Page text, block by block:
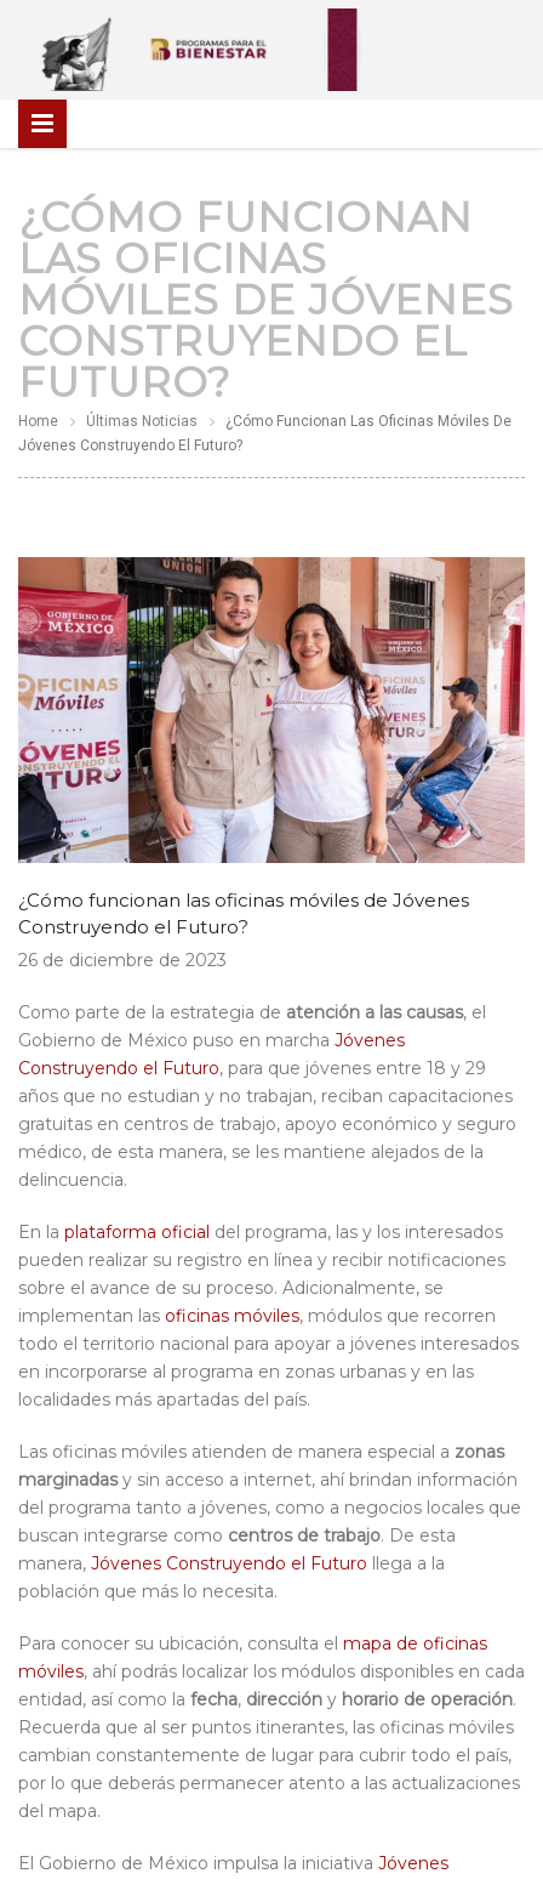
¿CÓMO FUNCIONAN
LAS OFICINAS
MÓVILES DE JÓVENES
CONSTRUYENDO EL
FUTURO?
Home Últimas Noticias
¿Cómo Funcionan Las Oficinas Móviles De
Jóvenes Construyendo El Futuro?
¿Cómo funcionan las oficinas móviles de Jóvenes
Construyendo el Futuro?
26 de diciembre de 2023
Como parte de la estrategia de atención a las causas, el
Gobierno de México puso en marcha Jóvenes
Construyendo el Futuro, para que jóvenes entre 18 y 29
años que no estudian y no trabajan, reciban capacitaciones
gratuitas en centros de trabajo, apoyo económico y seguro
médico, de esta manera, se les mantiene alejados de la
delincuencia.
En la plataforma oficial del programa, las y los interesados
pueden realizar su registro en línea y recibir notificaciones
sobre el avance de su proceso. Adicionalmente, se
implementan las oficinas móviles, módulos que recorren
todo el territorio nacional para apoyar a jóvenes interesados
en incorporarse al programa en zonas urbanas y en las
localidades más apartadas del país.
Las oficinas móviles atienden de manera especial a zonas
marginadasy sin acceso a internet, ahí brindan información
del programa tanto a jóvenes, como a negocios locales que
buscan integrarse como centros de trabajo. De esta
manera, Jóvenes Construyendo el Futuro llega a la
población que más lo necesita.
Para conocer su ubicación, consulta el mapa de oficinas
móviles, ahí podrás localizar los módulos disponibles en cada
entidad, así como la fecha, dirección y horario de operación.
Recuerda que al ser puntos itinerantes, las oficinas móviles
cambian constantemente de lugar para cubrir todo el país,
por lo que deberás permanecer atento a las actualizaciones
del mapa.
El Gobierno de México impulsa la iniciativa Jóvenes